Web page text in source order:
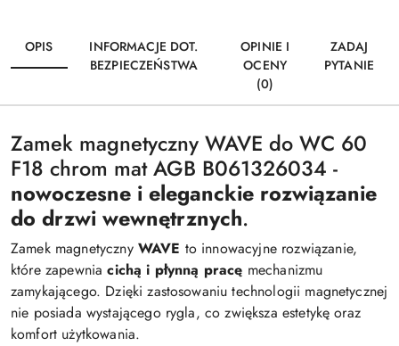
OPIS
INFORMACJE DOT.
BEZPIECZEŃSTWA
OPINIE I
OCENY
(0)
ZADAJ
PYTANIE
Zamek magnetyczny WAVE do WC 60
F18 chrom mat AGB B061326034 -
nowoczesne i eleganckie rozwiązanie
do drzwi wewnętrznych.
Zamek magnetyczny WAVE to innowacyjne rozwiązanie,
które zapewniacichą i płynną pracę mechanizmu
zamykającego. Dzięki zastosowaniu technologii magnetycznej
nie posiada wystającego rygla, co zwiększa estetykę oraz
komfort użytkowania.